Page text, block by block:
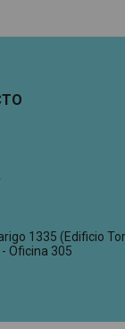
1335 (Edificio
Oficina 305